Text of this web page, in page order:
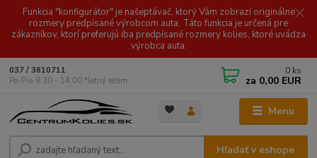
Funkcia "konfigurátor" je našeptávač, ktorý Vám zobrazí originálne
rozmery predpísané výrobcom auta. Táto funkcia je určená pre
zákazníkov, ktorí preferujú iba predpísané rozmery kolies, ktoré uvádza
výrobca auta.
Menu
Hľadať v eshope
037 / 3810711
Po-Pia 9.30 - 14.00 *letný režim
0 ks
za 0,00 EUR